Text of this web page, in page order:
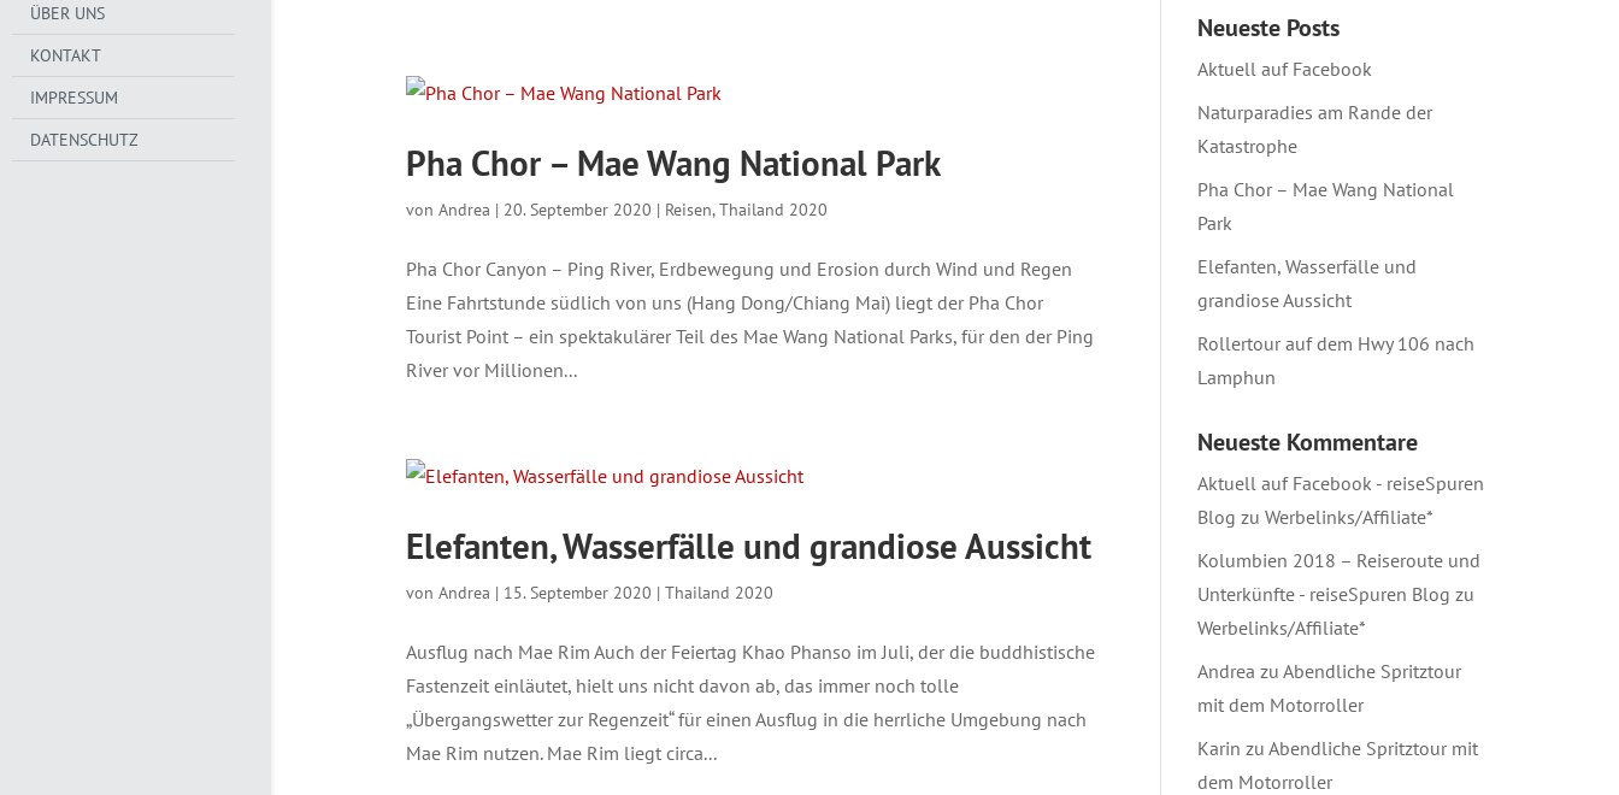
ÜBER UNS
KONTAKT
IMPRESSUM
DATENSCHUTZ
Pha Chor – Mae Wang National Park
von Andrea | 20. September 2020 | Reisen,Thailand 2020
Pha Chor Canyon – Ping River, Erdbewegung und Erosion durch Wind und Regen
Eine Fahrtstunde südlich von uns (Hang Dong/Chiang Mai) liegt der Pha Chor
Tourist Point – ein spektakulärer Teil des Mae Wang National Parks, für den der Ping
River vor Millionen...
Elefanten, Wasserfälle und grandiose Aussicht
von Andrea | 15. September 2020 | Thailand 2020
Ausflug nach Mae Rim Auch der Feiertag Khao Phanso im Juli, der die buddhistische
Fastenzeit einläutet, hielt uns nicht davon ab, das immer noch tolle
„Übergangswetter zur Regenzeit“ für einen Ausflug in die herrliche Umgebung nach
Mae Rim nutzen. Mae Rim liegt circa...
Neueste Posts
Aktuell auf Facebook
Naturparadies am Rande der
Katastrophe
Pha Chor – Mae Wang National
Park
Elefanten, Wasserfälle und
grandiose Aussicht
Rollertour auf dem Hwy 106 nach
Lamphun
Neueste Kommentare
Aktuell auf Facebook - reiseSpuren
Blog zu Werbelinks/Affiliate*
Kolumbien 2018 – Reiseroute und
Unterkünfte - reiseSpuren Blog zu
Werbelinks/Affiliate*
Andrea zu Abendliche Spritztour
mit dem Motorroller
Karin zu Abendliche Spritztour mit
dem Motorroller